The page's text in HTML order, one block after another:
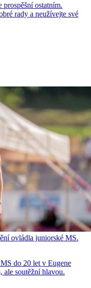
prospěšní ostatním.
rady a neužívejte své
ovládla juniorské MS.
do 20 let v Eugene
ale soutěžní hlavou.